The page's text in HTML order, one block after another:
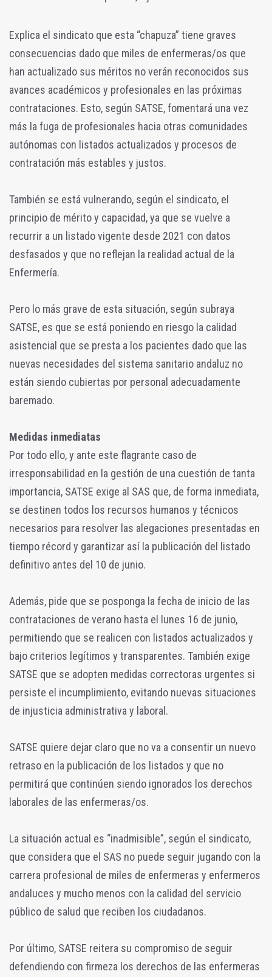
Explica el sindicato que esta “chapuza” tiene graves
consecuencias dado que miles de enfermeras/os que
han actualizado sus méritos no verán reconocidos sus
avances académicos y profesionales en las próximas
contrataciones. Esto, según SATSE, fomentará una vez
más la fuga de profesionales hacia otras comunidades
autónomas con listados actualizados y procesos de
contratación más estables y justos.
También se está vulnerando, según el sindicato, el
principio de mérito y capacidad, ya que se vuelve a
recurrir a un listado vigente desde 2021 con datos
desfasados y que no reflejan la realidad actual de la
Enfermería.
Pero lo más grave de esta situación, según subraya
SATSE, es que se está poniendo en riesgo la calidad
asistencial que se presta a los pacientes dado que las
nuevas necesidades del sistema sanitario andaluz no
están siendo cubiertas por personal adecuadamente
baremado.
Medidas inmediatas
Por todo ello, y ante este flagrante caso de
irresponsabilidad en la gestión de una cuestión de tanta
importancia, SATSE exige al SAS que, de forma inmediata,
se destinen todos los recursos humanos y técnicos
necesarios para resolver las alegaciones presentadas en
tiempo récord y garantizar así la publicación del listado
definitivo antes del 10 de junio.
Además, pide que se posponga la fecha de inicio de las
contrataciones de verano hasta el lunes 16 de junio,
permitiendo que se realicen con listados actualizados y
bajo criterios legítimos y transparentes. También exige
SATSE que se adopten medidas correctoras urgentes si
persiste el incumplimiento, evitando nuevas situaciones
de injusticia administrativa y laboral.
SATSE quiere dejar claro que no va a consentir un nuevo
retraso en la publicación de los listados y que no
permitirá que continúen siendo ignorados los derechos
laborales de las enfermeras/os.
La situación actual es “inadmisible”, según el sindicato,
que considera que el SAS no puede seguir jugando con la
carrera profesional de miles de enfermeras y enfermeros
andaluces y mucho menos con la calidad del servicio
público de salud que reciben los ciudadanos.
Por último, SATSE reitera su compromiso de seguir
defendiendo con firmeza los derechos de las enfermeras